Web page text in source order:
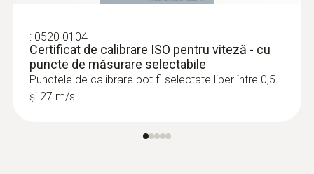
: 0520 0104
Certificat de calibrare ISO pentru viteză - cu
puncte de măsurare selectabile
Punctele de calibrare pot fi selectate liber între 0,5
și 27 m/s